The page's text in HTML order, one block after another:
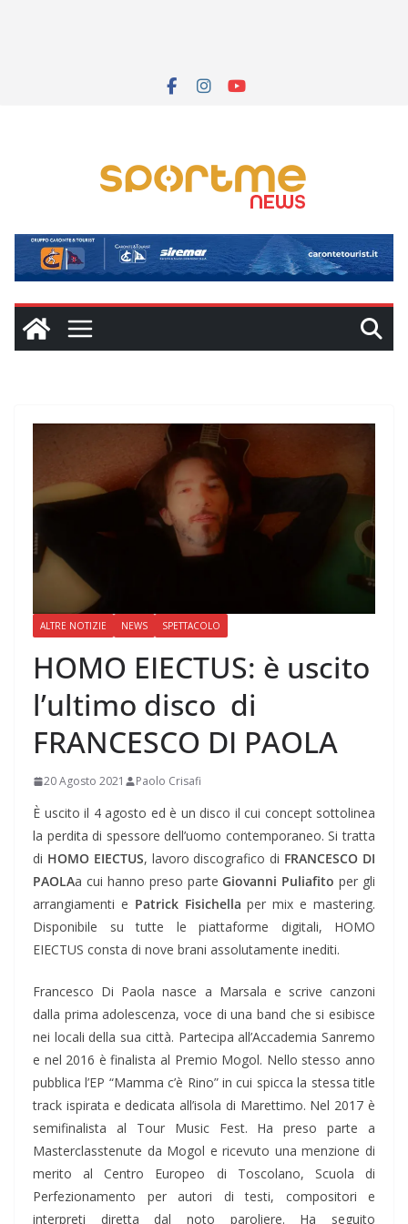
ALTRE NOTIZIE NEWS SPETTACOLO
HOMO EIECTUS: è uscito
l’ultimo disco di
FRANCESCO DI PAOLA
20 Agosto 2021 Paolo Crisafi
È uscito il 4 agosto ed è un disco il cui concept sottolinea
la perdita di spessore dell’uomo contemporaneo. Si tratta
di HOMO EIECTUS, lavoro discografico di FRANCESCO DI
PAOLAa cui hanno preso parteGiovanni Puliafito per gli
arrangiamenti e Patrick Fisichellaper mix e mastering.
Disponibile su tutte le piattaforme digitali, HOMO
EIECTUS consta di nove brani assolutamente inediti.
Francesco Di Paola nasce a Marsala e scrive canzoni
dalla prima adolescenza, voce di una band che si esibisce
nei locali della sua città. Partecipa all’Accademia Sanremo
e nel 2016 è finalista al Premio Mogol. Nello stesso anno
pubblica l’EP “Mamma c’è Rino” in cui spicca la stessa title
track ispirata e dedicata all’isola di Marettimo. Nel 2017 è
semifinalista al Tour Music Fest. Ha preso parte a
Masterclasstenute da Mogol e ricevuto una menzione di
merito al Centro Europeo di Toscolano, Scuola di
Perfezionamento per autori di testi, compositori e
interpreti diretta dal noto paroliere. Ha seguito